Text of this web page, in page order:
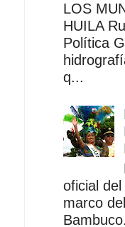
LOS
HUILA
Política
q...
oficial del
marco